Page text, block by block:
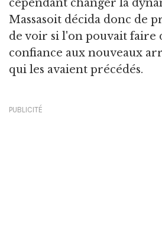
cependant changer la
Massasoit décida donc de
de voir si l'on pouvait faire
confiance aux nouveaux
qui les avaient précédés.
PUBLICITÉ